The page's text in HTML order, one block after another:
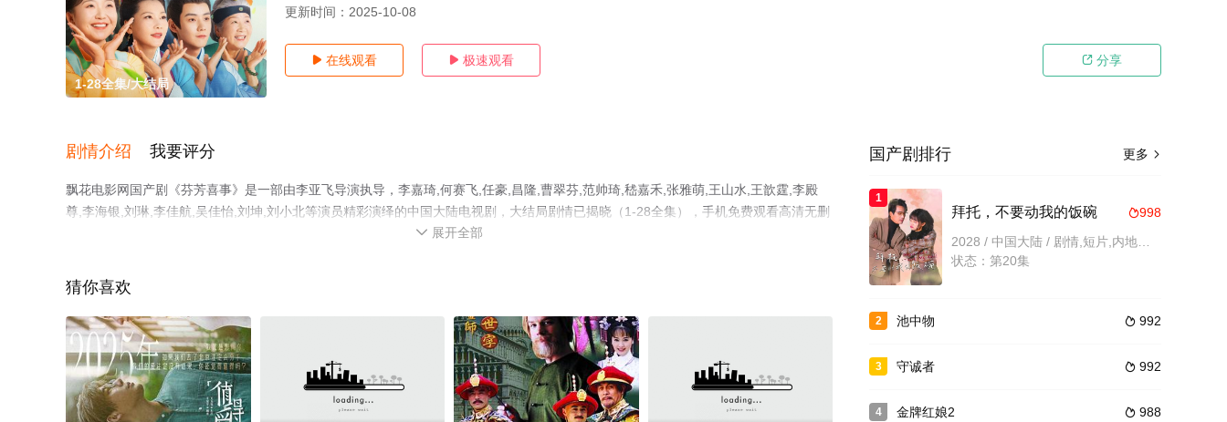
1-28全集/大结局
更新时间： 2025-10-08
 在线观看  极速观看  分享
剧情介绍 我要评分
飘花电影网国产剧《芬芳喜事》是一部由李亚飞导演执导，李嘉琦,何赛飞,任豪,昌隆,曹翠芬,范帅琦,嵇嘉禾,张雅萌,王山水,王歆霆,李殿
尊,李海银,刘琳,李佳航,吴佳怡,刘坤,刘小北等演员精彩演绎的中国大陆电视剧，大结局剧情已揭晓（1-28全集），手机免费观看高清无删
减完整版电视剧全集就上飘花影院，更多相关信息可移步至豆瓣电视剧、电视猫或剧情网等平台了解。
 展开全部
猜你喜欢
更多 
国产剧排行
1
998
拜托，不要动我的饭碗
状态：第20集
2  992
池中物
3  992
守诚者
4  988
金牌红娘2